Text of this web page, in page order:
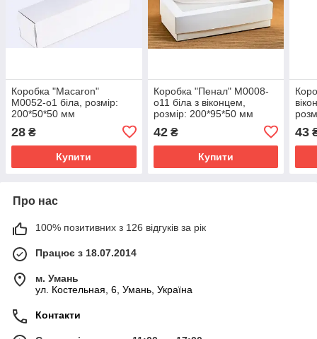
Коробка "Macaron"
М0052-о1 біла, розмір:
200*50*50 мм
28 ₴
Купити
Коробка "Пенал" М0008-
о11 біла з віконцем,
розмір: 200*95*50 мм
42₴
Купити
43
Про нас
100% позитивних з 126 відгуків за рік
Працює з 18.07.2014
м. Умань
ул. Костельная, 6, Умань, Україна
Контакти